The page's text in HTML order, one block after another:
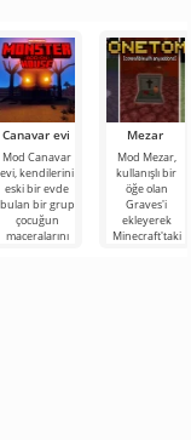
Canavar evi
Mod Canavar
evi, kendilerini
eski bir evde
bulan bir grup
çocuğun
maceralarını
Mezar
Mod Mezar,
kullanışlı bir
öğe olan
Graves'i
ekleyerek
Minecraft'taki